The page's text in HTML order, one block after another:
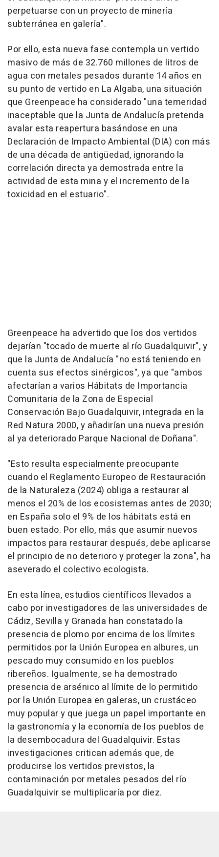
perpetuarse con un proyecto de minería
subterránea en galería".
Por ello, esta nueva fase contempla un vertido
masivo de más de 32.760 millones de litros de
agua con metales pesados durante 14 años en
su punto de vertido en La Algaba, una situación
que Greenpeace ha considerado "una temeridad
inaceptable que la Junta de Andalucía pretenda
avalar esta reapertura basándose en una
Declaración de Impacto Ambiental (DIA) con más
de una década de antigüedad, ignorando la
correlación directa ya demostrada entre la
actividad de esta mina y el incremento de la
toxicidad en el estuario".
Greenpeace ha advertido que los dos vertidos
dejarían "tocado de muerte al río Guadalquivir", y
que la Junta de Andalucía "no está teniendo en
cuenta sus efectos sinérgicos", ya que "ambos
afectarían a varios Hábitats de Importancia
Comunitaria de la Zona de Especial
Conservación Bajo Guadalquivir, integrada en la
Red Natura 2000, y añadirían una nueva presión
al ya deteriorado Parque Nacional de Doñana".
"Esto resulta especialmente preocupante
cuando el Reglamento Europeo de Restauración
de la Naturaleza (2024) obliga a restaurar al
menos el 20% de los ecosistemas antes de 2030;
en España solo el 9% de los hábitats está en
buen estado. Por ello, más que asumir nuevos
impactos para restaurar después, debe aplicarse
el principio de no deterioro y proteger la zona", ha
aseverado el colectivo ecologista.
En esta línea, estudios científicos llevados a
cabo por investigadores de las universidades de
Cádiz, Sevilla y Granada han constatado la
presencia de plomo por encima de los límites
permitidos por la Unión Europea en albures, un
pescado muy consumido en los pueblos
ribereños. Igualmente, se ha demostrado
presencia de arsénico al límite de lo permitido
por la Unión Europea en galeras, un crustáceo
muy popular y que juega un papel importante en
la gastronomía y la economía de los pueblos de
la desembocadura del Guadalquivir. Estas
investigaciones critican además que, de
producirse los vertidos previstos, la
contaminación por metales pesados del río
Guadalquivir se multiplicaría por diez.